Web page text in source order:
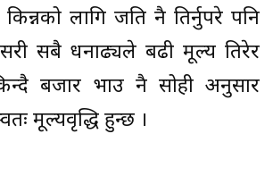
लागि जति नै तिर्नुपरे पनि
सबै धनाढ्यले बढी मूल्य तिरेर
बजार भाउ नै सोही अनुसार
मूल्यवृद्धि हुन्छ ।